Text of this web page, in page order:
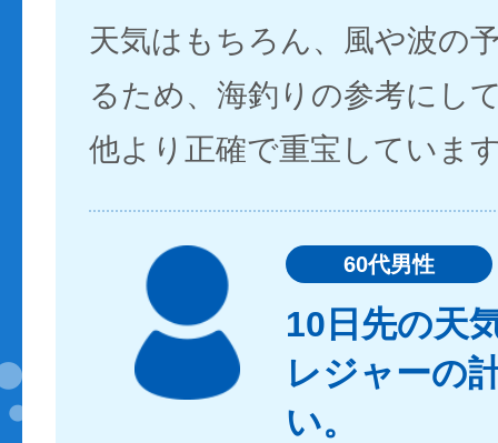
天気はもちろん、風や波の
るため、海釣りの参考にし
他より正確で重宝していま
60代男性
10日先の天
レジャーの
い。